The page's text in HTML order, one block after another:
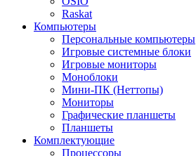
Raskat
Компьютеры
Персональные компьютеры
Игровые системные блоки
Игровые мониторы
Моноблоки
Мини-ПК (Неттопы)
Мониторы
Графические планшеты
Планшеты
Комплектующие
Процессоры